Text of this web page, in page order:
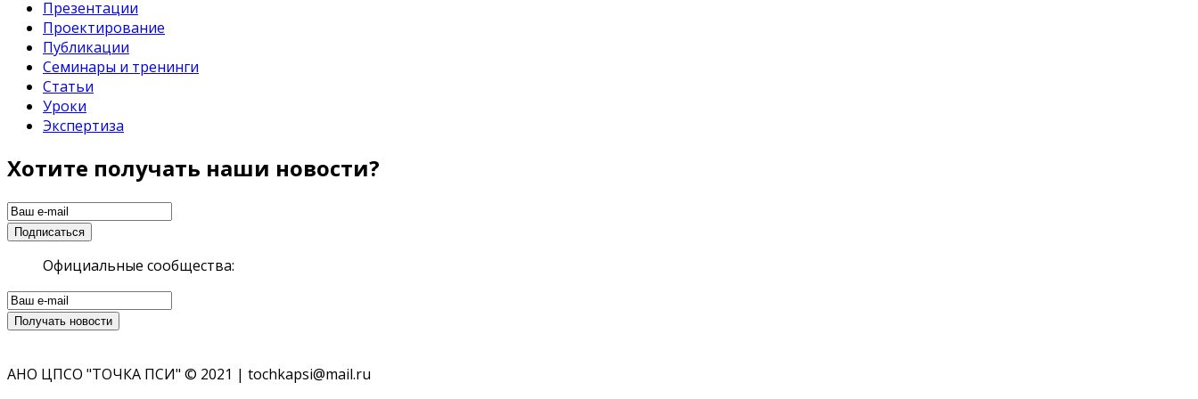
Презентации
Проектирование
Публикации
Семинары и тренинги
Статьи
Уроки
Экспертиза
Хотите получать наши новости?
Официальные сообщества:
АНО ЦПСО "ТОЧКА ПСИ" © 2021 | tochkapsi@mail.ru